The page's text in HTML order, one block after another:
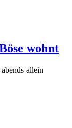
wohnt
allein